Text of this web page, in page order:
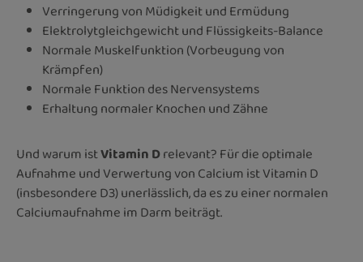
Verringerung von Müdigkeit und Ermüdung
Elektrolytgleichgewicht und Flüssigkeits-Balance
Normale Muskelfunktion (Vorbeugung von
Krämpfen)
Normale Funktion des Nervensystems
Erhaltung normaler Knochen und Zähne
Und warum istVitamin Drelevant? Für die optimale
Aufnahme und Verwertung von Calcium ist Vitamin D
(insbesondere D3) unerlässlich, da es zu einer normalen
Calciumaufnahme im Darm beiträgt.